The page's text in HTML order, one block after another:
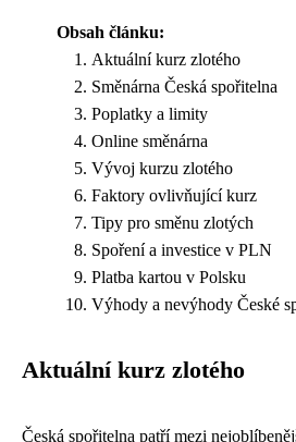
Obsah článku:
Aktuální kurz zlotého
Směnárna Česká spořitelna
Poplatky a limity
Online směnárna
Vývoj kurzu zlotého
Faktory ovlivňující kurz
Tipy pro směnu zlotých
Spoření a investice v PLN
Platba kartou v Polsku
Výhody a nevýhody České
Aktuální kurz zlotého
Česká spořitelna patří mezi